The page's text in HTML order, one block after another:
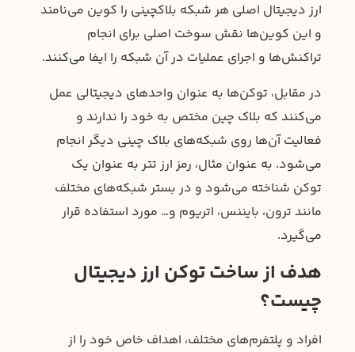
ارز دیجیتال اصلی هر شبکه بلاکچینی را کوین می‌نامند
و این کوین‌ها نقش سوخت اصلی برای انجام
تراکنش‌ها و اجرای عملیات در آن شبکه را ایفا می‌کنند.
در مقابل، توکن‌ها به عنوان واحدهای دیجیتالی عمل
می‌کنند که بلاک چین مختص به خود را ندارند و
فعالیت آن‌ها روی شبکه‌های بلاک چینی دیگر انجام
می‌شود. به عنوان مثال، رمز ارز تتر به عنوان یک
توکن شناخته می‌شود و در بستر شبکه‌های مختلف
مانند ترون، بایننس، اتریوم و… مورد استفاده قرار
می‌گیرد.
هدف از ساخت توکن ارز دیجیتال
چیست؟
افراد و پلتفرم‌های مختلف، اهداف خاص خود را از